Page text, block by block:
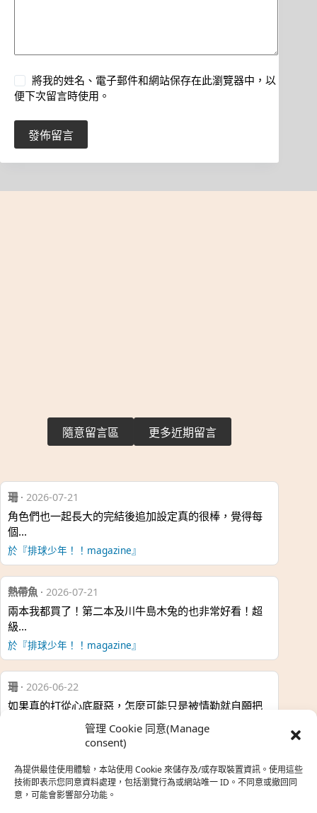
管理 Cookie 同意(Manage
consent)
為提供最佳使用體驗，本站使用 Cookie 來儲存及/或存取裝置資訊。使用這些
技術即表示您同意資料處理，包括瀏覽行為或網站唯一 ID。不同意或撤回同
意，可能會影響部分功能。
將我的姓名、電子郵件和網站保存在此瀏覽器中，以
便下次留言時使用。
發佈留言
隨意留言區 更多近期留言
珊· 2026-07-21
角色們也一起長大的完結後追加設定真的很棒，覺得每
個…
於『排球少年！！magazine』
熱帶魚 · 2026-07-21
兩本我都買了！第二本及川牛島木兔的也非常好看！超
級…
於『排球少年！！magazine』
珊· 2026-06-22
如果真的打從心底厭惡，怎麼可能只是被情勒就自願把
熱帶魚·2026-06-22
之前看到網路上有人說灰二自私情勒大家陪他圓夢，但